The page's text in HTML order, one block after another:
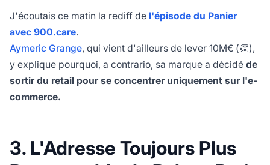
J'écoutais ce matin la rediff de l'épisode du Panier
avec 900.care.
Aymeric Grange, qui vient d'ailleurs de lever 10M€ (👏),
y explique pourquoi, a contrario, sa marque a décidéde
sortir du retail pour se concentrer uniquement sur l'e-
commerce.
3️. L'Adresse Toujours Plus